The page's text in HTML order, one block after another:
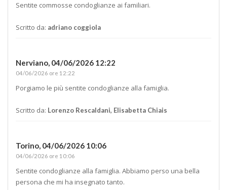
Sentite commosse condoglianze ai familiari.
Scritto da: adriano coggiola
Nerviano, 04/06/2026 12:22
04/06/2026 ore 12:22
Porgiamo le più sentite condoglianze alla famiglia.
Scritto da: Lorenzo Rescaldani, Elisabetta Chiais
Torino, 04/06/2026 10:06
04/06/2026 ore 10:06
Sentite condoglianze alla famiglia. Abbiamo perso una bella
persona che mi ha insegnato tanto.